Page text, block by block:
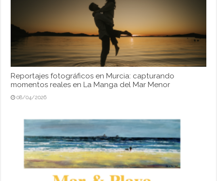
Reportajes fotográficos en Murcia: capturando
momentos reales en La Manga del Mar Menor
08/04/2026